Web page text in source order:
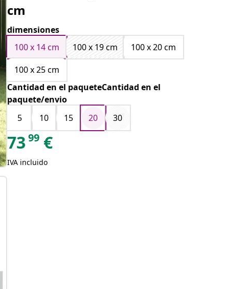
cm
dimensiones
100 x 14 cm
100 x 19 cm
100 x 20 cm
100 x 25 cm
Cantidad en el paqueteCantidad en el
paquete/envio
5
10 15 20 30
73 99 €
IVA incluido